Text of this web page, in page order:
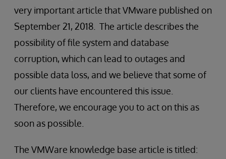
very important article that VMware published on
September 21, 2018. The article describes the
possibility of file system and database
corruption, which can lead to outages and
possible data loss, and we believe that some of
our clients have encountered this issue.
Therefore, we encourage you to act on this as
soon as possible.
The VMWare knowledge base article is titled: